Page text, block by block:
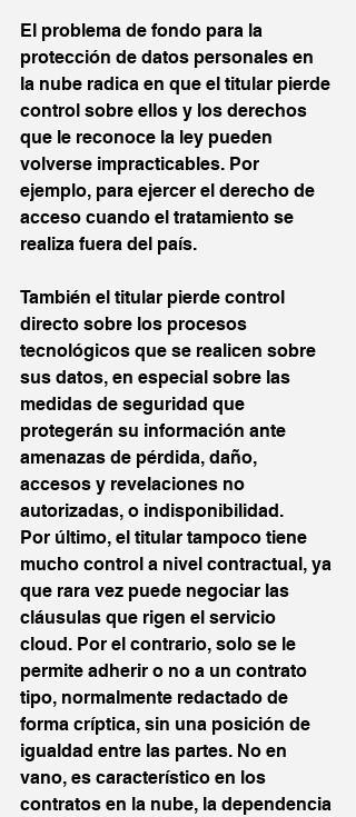
El problema de fondo para la
protección de datos personales en
la nube radica en que el titular pierde
control sobre ellos y los derechos
que le reconoce la ley pueden
volverse impracticables. Por
ejemplo, para ejercer el derecho de
acceso cuando el tratamiento se
realiza fuera del país.
También el titular pierde control
directo sobre los procesos
tecnológicos que se realicen sobre
sus datos, en especial sobre las
medidas de seguridad que
protegerán su información ante
amenazas de pérdida, daño,
accesos y revelaciones no
autorizadas, o indisponibilidad.
Por último, el titular tampoco tiene
mucho control a nivel contractual, ya
que rara vez puede negociar las
cláusulas que rigen el servicio
cloud. Por el contrario, solo se le
permite adherir o no a un contrato
tipo, normalmente redactado de
forma críptica, sin una posición de
igualdad entre las partes. No en
vano, es característico en los
contratos en la nube, la dependencia